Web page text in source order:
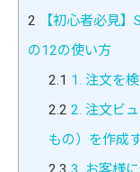
2 【初心者必見
の12の使い方
2.1 1. 注文を
2.2 2. 注文ビ
もの）を作成